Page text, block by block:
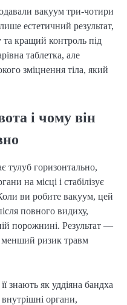
вакуум три-чотири
естетичний результат,
кращий контроль під
таблетка, але
зміцнення тіла, який
і чому він
тулуб горизонтально,
на місці і стабілізує
ви робите вакуум, цей
повного видиху,
порожнині. Результат —
менший ризик травм
знають як уддіяна бандха
органи,